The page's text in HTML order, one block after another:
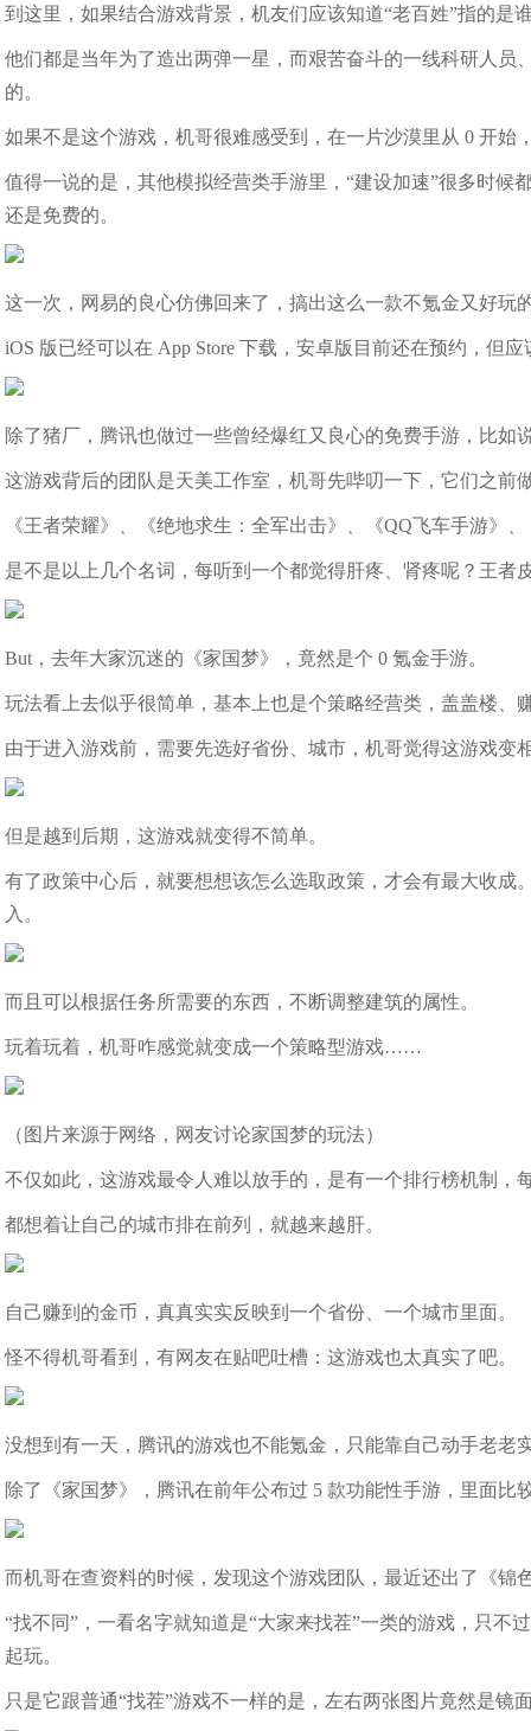
到这里，如果结合游戏背景，机友们应该知道“老百姓”指的是
他们都是当年为了造出两弹一星，而艰苦奋斗的一线科研人
的。
如果不是这个游戏，机哥很难感受到，在一片沙漠里从 0 开始
值得一说的是，其他模拟经营类手游里，“建设加速”很多时
还是免费的。
这一次，网易的良心仿佛回来了，搞出这么一款不氪金又好玩
iOS 版已经可以在 App Store 下载，安卓版目前还在预约，但
除了猪厂，腾讯也做过一些曾经爆红又良心的免费手游，比如
这游戏背后的团队是天美工作室，机哥先哔叨一下，它们之前
《王者荣耀》、《绝地求生：全军出击》、《QQ飞车手游
是不是以上几个名词，每听到一个都觉得肝疼、肾疼呢？王者
But，去年大家沉迷的《家国梦》，竟然是个 0 氪金手游。
玩法看上去似乎很简单，基本上也是个策略经营类，盖盖楼、
由于进入游戏前，需要先选好省份、城市，机哥觉得这游戏
但是越到后期，这游戏就变得不简单。
有了政策中心后，就要想想该怎么选取政策，才会有最大收成
入。
而且可以根据任务所需要的东西，不断调整建筑的属性。
玩着玩着，机哥咋感觉就变成一个策略型游戏……
（图片来源于网络，网友讨论家国梦的玩法）
不仅如此，这游戏最令人难以放手的，是有一个排行榜机制，
都想着让自己的城市排在前列，就越来越肝。
自己赚到的金币，真真实实反映到一个省份、一个城市里面。
怪不得机哥看到，有网友在贴吧吐槽：这游戏也太真实了吧。
没想到有一天，腾讯的游戏也不能氪金，只能靠自己动手老老
除了《家国梦》，腾讯在前年公布过 5 款功能性手游，里面
而机哥在查资料的时候，发现这个游戏团队，最近还出了《锦
“找不同”，一看名字就知道是“大家来找茬”一类的游戏，只
起玩。
只是它跟普通“找茬”游戏不一样的是，左右两张图片竟然是镜